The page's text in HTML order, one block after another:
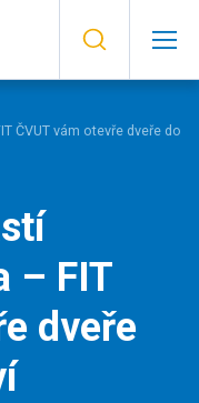
ČVUT vám otevře dveře do
– FIT
dveře